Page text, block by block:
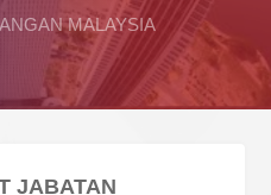
MALAYSIA
JABATAN